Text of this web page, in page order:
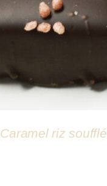
DÉTAILS
Caramel riz soufflé